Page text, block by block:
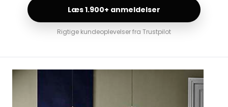
Læs 1.900+ anmeldelser
Rigtige kundeoplevelser fra Trustpilot